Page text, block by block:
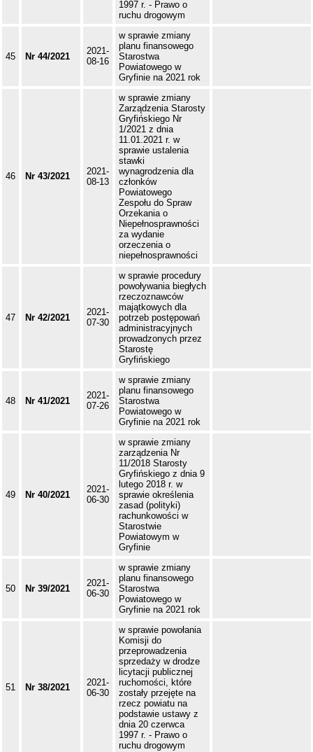
1997 r. - Prawo o
ruchu drogowym
45 Nr 44/2021
2021-
08-16
w sprawie zmiany
planu finansowego
Starostwa
Powiatowego w
Gryfinie na 2021 rok
46 Nr 43/2021
2021-
08-13
w sprawie zmiany
Zarządzenia Starosty
Gryfińskiego Nr
1/2021 z dnia
11.01.2021 r. w
sprawie ustalenia
stawki
wynagrodzenia dla
członków
Powiatowego
Zespołu do Spraw
Orzekania o
Niepełnosprawności
za wydanie
orzeczenia o
niepełnosprawności
47 Nr 42/2021
2021-
07-30
w sprawie procedury
powoływania biegłych
rzeczoznawców
majątkowych dla
potrzeb postępowań
administracyjnych
prowadzonych przez
Starostę
Gryfińskiego
48 Nr 41/2021
2021-
07-26
w sprawie zmiany
planu finansowego
Starostwa
Powiatowego w
Gryfinie na 2021 rok
49 Nr 40/2021
2021-
06-30
w sprawie zmiany
zarządzenia Nr
11/2018 Starosty
Gryfińskiego z dnia 9
lutego 2018 r. w
sprawie określenia
zasad (polityki)
rachunkowości w
Starostwie
Powiatowym w
Gryfinie
50 Nr 39/2021
2021-
06-30
w sprawie zmiany
planu finansowego
Starostwa
Powiatowego w
Gryfinie na 2021 rok
51 Nr 38/2021
2021-
06-30
w sprawie powołania
Komisji do
przeprowadzenia
sprzedaży w drodze
licytacji publicznej
ruchomości, które
zostały przejęte na
rzecz powiatu na
podstawie ustawy z
dnia 20 czerwca
1997 r. - Prawo o
ruchu drogowym